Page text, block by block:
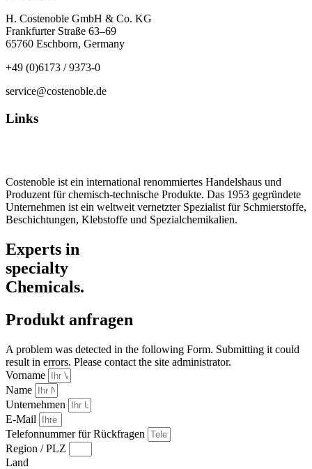
H. Costenoble GmbH & Co. KG
Frankfurter Straße 63–69
65760 Eschborn, Germany
+49 (0)6173 / 9373-0
service@costenoble.de
Links
Costenoble ist ein international renommiertes Handelshaus und
Produzent für chemisch-technische Produkte. Das 1953 gegründete
Unternehmen ist ein weltweit vernetzter Spezialist für Schmierstoffe,
Beschichtungen, Klebstoffe und Spezialchemikalien.
Experts in
specialty
Chemicals.
Produkt anfragen
A problem was detected in the following Form. Submitting it could
result in errors. Please contact the site administrator.
Vorname
Name
Unternehmen
E-Mail
Telefonnummer für Rückfragen
Region / PLZ
Land